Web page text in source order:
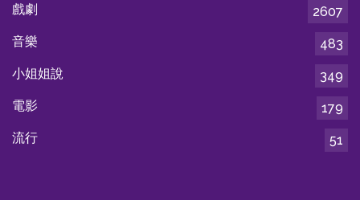
戲劇
2607
音樂
483
小姐姐說
349
電影
179
流行
51